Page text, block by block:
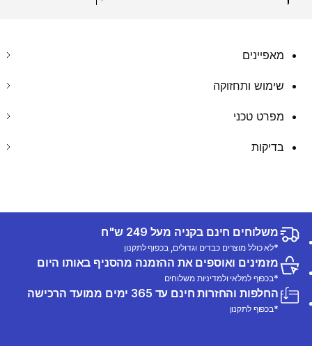
מאפיינים
שימוש ותחזוקה
מפרט טכני
בדיקות
משלוחים חינם בקניה מעל 249 ש"ח
*לא כולל מוצרים כבדים וגדולים, בכפוף לתקנון
מזמינים ואוספים את ההזמנה מהסניף באותו היום
*בכפוף למלאי ולמדיניות משלוחים
החלפות והחזרות חינם עד 365 ימים ממועד הרכישה
*בכפוף לתקנון